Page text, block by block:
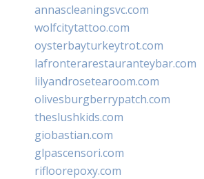
annascleaningsvc.com
wolfcitytattoo.com
oysterbayturkeytrot.com
lafronterarestauranteybar.com
lilyandrosetearoom.com
olivesburgberrypatch.com
theslushkids.com
giobastian.com
glpascensori.com
rifloorepoxy.com